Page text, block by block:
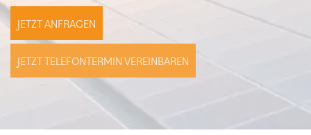
JETZT ANFRAGEN
JETZT TELEFONTERMIN VEREINBAREN